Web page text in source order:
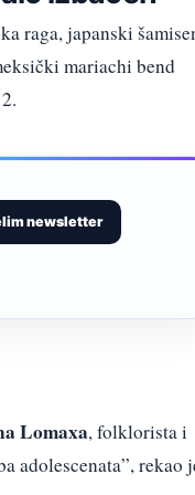
raga, japanski
mariachi bend
newsletter
Lomaxa, folklorista i
adolescenata”, rekao